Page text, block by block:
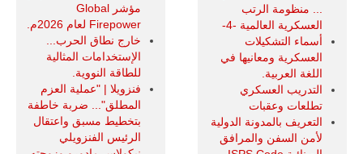
... منظومة الرتب
العسكرية العالمية -4-
أسماء التشكيلات
العسكرية ومعانيها في
اللغة العربية.
التدريب العسكري
تطلعات وعقبات
التعريف بالمدونة الدولية
لأمن السفن والمرافق
مؤشر Global
Firepower لعام 2026م.
خارج نطاق الحرب...
الإستخدامات المثالية
للطاقة النووية.
فنزويلا | "عملية العزم
المطلق"... ضربة خاطفة
بتخطيط مسبق واعتقال
الرئيس الفنزويلي